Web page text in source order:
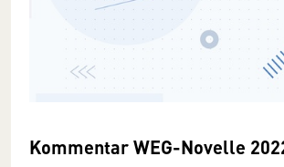
Kommentar WEG-Novelle